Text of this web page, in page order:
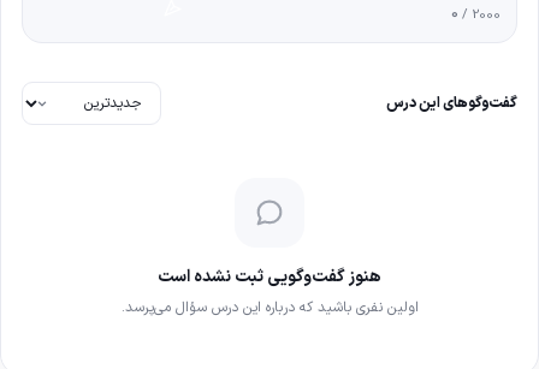
0 / 2000
گفت‌وگوهای این درس
هنوز گفت‌وگویی ثبت نشده است
اولین نفری باشید که درباره این درس سؤال می‌پرسد.